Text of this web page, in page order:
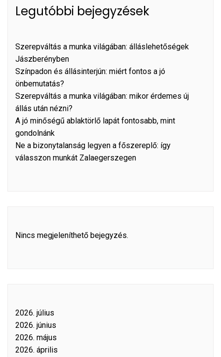
Legutóbbi bejegyzések
Szerepváltás a munka világában: álláslehetőségek
Jászberényben
Színpadon és állásinterjún: miért fontos a jó
önbemutatás?
Szerepváltás a munka világában: mikor érdemes új
állás után nézni?
A jó minőségű ablaktörlő lapát fontosabb, mint
gondolnánk
Ne a bizonytalanság legyen a főszereplő: így
válasszon munkát Zalaegerszegen
Nincs megjeleníthető bejegyzés.
2026. július
2026. június
2026. május
2026. április